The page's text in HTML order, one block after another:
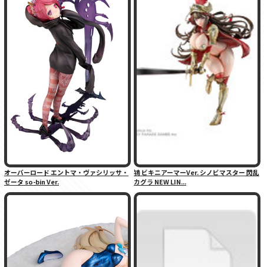
オーバーロード エントマ・ヴァシリッサ・
ゼータ so-bin Ver.
鴇 ビキニアーマーVer. シノビマスター 閃乱
カグラ NEW LIN...